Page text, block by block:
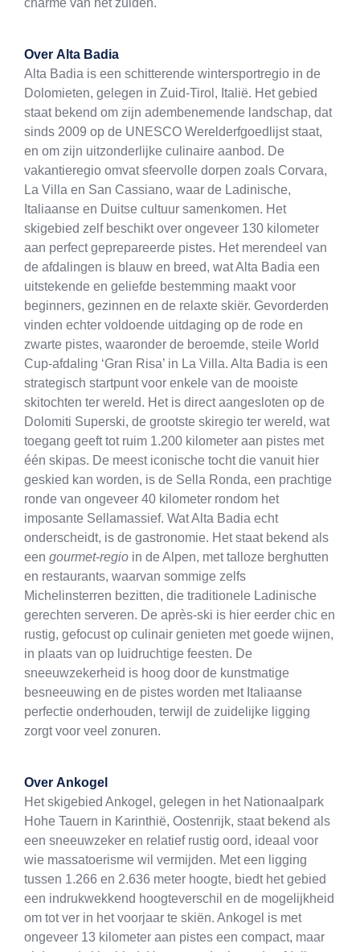
charme van het zuiden.
Over Alta Badia
Alta Badia is een schitterende wintersportregio in de
Dolomieten, gelegen in Zuid-Tirol, Italië. Het gebied
staat bekend om zijn adembenemende landschap, dat
sinds 2009 op de UNESCO Werelderfgoedlijst staat,
en om zijn uitzonderlijke culinaire aanbod. De
vakantieregio omvat sfeervolle dorpen zoals Corvara,
La Villa en San Cassiano, waar de Ladinische,
Italiaanse en Duitse cultuur samenkomen. Het
skigebied zelf beschikt over ongeveer 130 kilometer
aan perfect geprepareerde pistes. Het merendeel van
de afdalingen is blauw en breed, wat Alta Badia een
uitstekende en geliefde bestemming maakt voor
beginners, gezinnen en de relaxte skiër. Gevorderden
vinden echter voldoende uitdaging op de rode en
zwarte pistes, waaronder de beroemde, steile World
Cup-afdaling ‘Gran Risa’ in La Villa. Alta Badia is een
strategisch startpunt voor enkele van de mooiste
skitochten ter wereld. Het is direct aangesloten op de
Dolomiti Superski, de grootste skiregio ter wereld, wat
toegang geeft tot ruim 1.200 kilometer aan pistes met
één skipas. De meest iconische tocht die vanuit hier
geskied kan worden, is de Sella Ronda, een prachtige
ronde van ongeveer 40 kilometer rondom het
imposante Sellamassief. Wat Alta Badia echt
onderscheidt, is de gastronomie. Het staat bekend als
een gourmet-regio in de Alpen, met talloze berghutten
en restaurants, waarvan sommige zelfs
Michelinsterren bezitten, die traditionele Ladinische
gerechten serveren. De après-ski is hier eerder chic en
rustig, gefocust op culinair genieten met goede wijnen,
in plaats van op luidruchtige feesten. De
sneeuwzekerheid is hoog door de kunstmatige
besneeuwing en de pistes worden met Italiaanse
perfectie onderhouden, terwijl de zuidelijke ligging
zorgt voor veel zonuren.
Over Ankogel
Het skigebied Ankogel, gelegen in het Nationaalpark
Hohe Tauern in Karinthië, Oostenrijk, staat bekend als
een sneeuwzeker en relatief rustig oord, ideaal voor
wie massatoerisme wil vermijden. Met een ligging
tussen 1.266 en 2.636 meter hoogte, biedt het gebied
een indrukwekkend hoogteverschil en de mogelijkheid
om tot ver in het voorjaar te skiën. Ankogel is met
ongeveer 13 kilometer aan pistes een compact, maar